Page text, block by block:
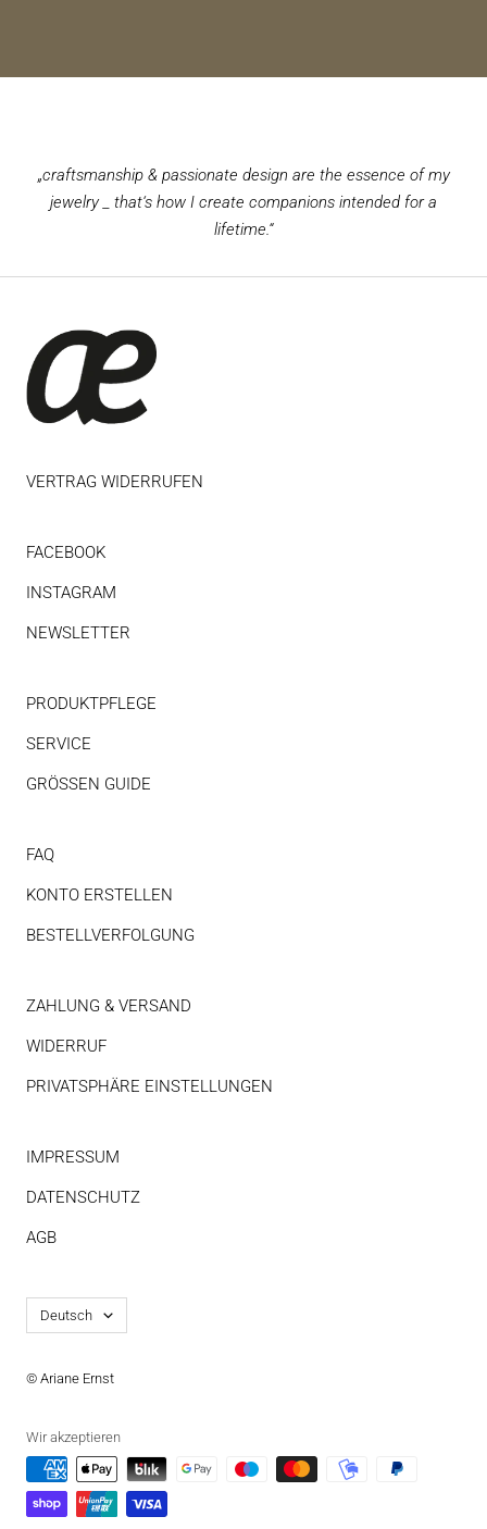
„craftsmanship & passionate design are the essence of my
jewelry _ that‘s how I create companions intended for a
lifetime.“
VERTRAG WIDERRUFEN
FACEBOOK
INSTAGRAM
NEWSLETTER
PRODUKTPFLEGE
SERVICE
GRÖSSEN GUIDE
FAQ
KONTO ERSTELLEN
BESTELLVERFOLGUNG
ZAHLUNG & VERSAND
WIDERRUF
PRIVATSPHÄRE EINSTELLUNGEN
IMPRESSUM
DATENSCHUTZ
AGB
Sprache
Deutsch
© Ariane Ernst
Wir akzeptieren